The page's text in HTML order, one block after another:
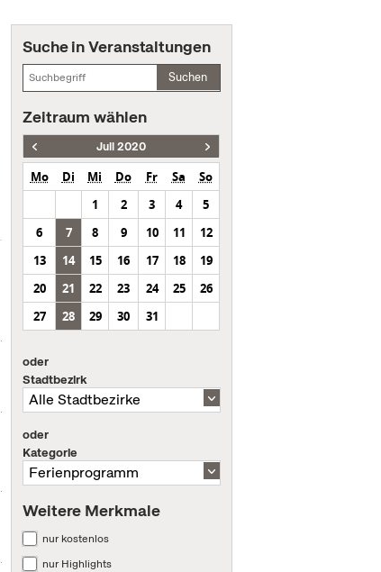
Suche in Veranstaltungen
Suchen
Zeitraum wählen
Juli 2020
Mo Di Mi Do Fr Sa
So
1
2 3 4
5
6
7 8 9 10 11
12
13
14 15 16 17 18
19
20
21 22 23 24 25
26
27
28 29 30 31
oder
Stadtbezirk
oder
Kategorie
Weitere Merkmale
nur kostenlos
nur Highlights